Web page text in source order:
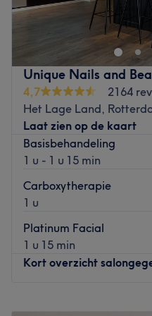
juiste adres voor
heeft haar ervaring in
onder andere opgedaan
volgt ze regelmatig
blijven van alle beauty-
jou een onvergetelijke
fijne salon. Handig om te
Dan parkeer je gratis voor
Unique Nails and
4,7
2164
Het Lage Land,
Laat zien op de kaart
Basisbehandeling
1 u - 1 u 15 min
Carboxytherapie
1 u
Platinum Facial
1 u 15 min
Kort overzicht